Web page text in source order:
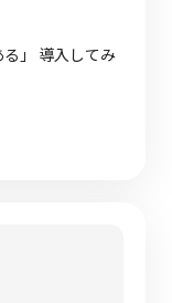
る」 導入してみ